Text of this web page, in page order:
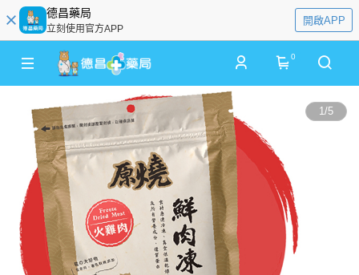
德昌藥局
立刻使用官方APP
開啟APP
0
1/5